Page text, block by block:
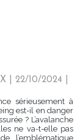
| 22/10/2024
sérieusement à
est-il en danger
? L’avalanche
ne va-t-elle pas
l’emblématique